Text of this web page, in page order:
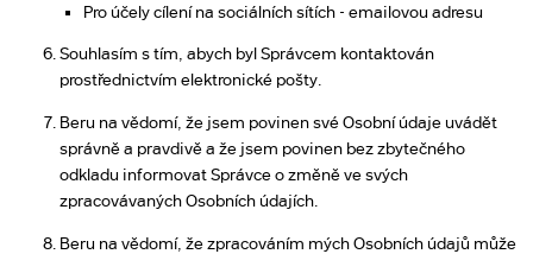
Pro účely cílení na sociálních sítích - emailovou adresu
Souhlasím s tím, abych byl Správcem kontaktován
prostřednictvím elektronické pošty.
Beru na vědomí, že jsem povinen své Osobní údaje uvádět
správně a pravdivě a že jsem povinen bez zbytečného
odkladu informovat Správce o změně ve svých
zpracovávaných Osobních údajích.
Beru na vědomí, že zpracováním mých Osobních údajů může